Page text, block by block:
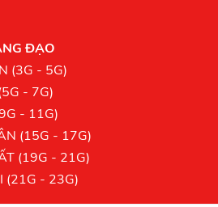
ĐẠO
(3G - 5G)
- 7G)
- 11G)
(15G - 17G)
(19G - 21G)
(21G - 23G)